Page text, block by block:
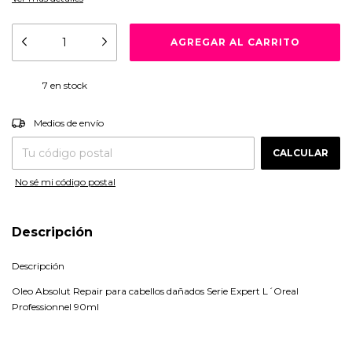
7 en stock
Entregas para el CP:
Medios de envío
CALCULAR
No sé mi código postal
Descripción
Descripción
Oleo Absolut Repair para cabellos dañados Serie Expert L´Oreal
Professionnel 90ml